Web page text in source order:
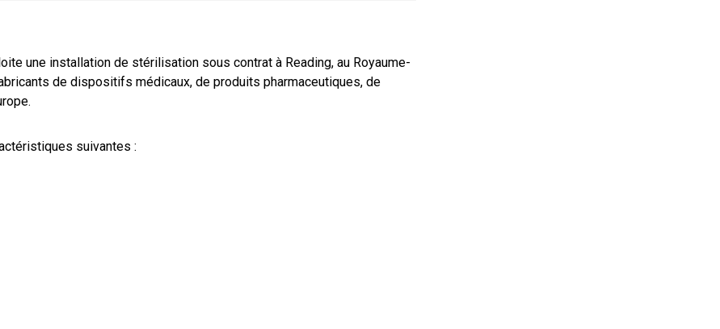
une installation de stérilisation sous contrat à Reading, au Royaume-
de dispositifs médicaux, de produits pharmaceutiques, de
suivantes :